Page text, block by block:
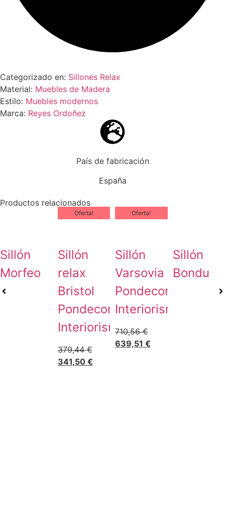
Categorizado en: Sillones Relax
Material: Muebles de Madera
Estilo: Muebles modernos
Marca: Reyes Ordoñez
País de fabricación
España
Productos relacionados
Sillón
Morfeo
Oferta!
Sillón
relax
Bristol
Pondecor
Interiorismo
379,44€
341,50 €
Oferta!
Sillón
Varsovia
Pondecor
Interiorismo
710,56€
639,51 €
Sillón
Bondu